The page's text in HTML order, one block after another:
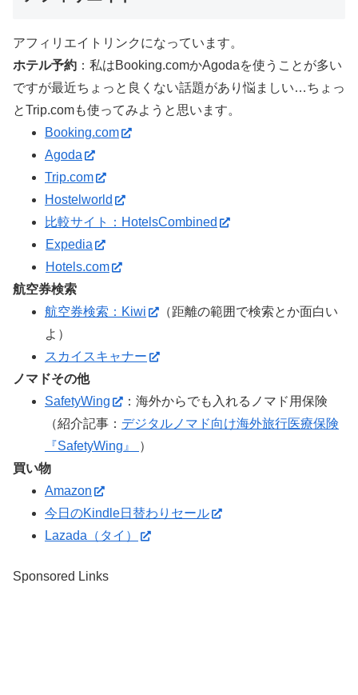
アフィリエイトリンクになっています。
ホテル予約 ：私はBooking.comかAgodaを使うことが多い
ですが最近ちょっと良くない話題があり悩ましい…ちょっ
とTrip.comも使ってみようと思います。
Booking.com
Agoda
Trip.com
Hostelworld
比較サイト：HotelsCombined
Expedia
Hotels.com
航空券検索
航空券検索：Kiwi
（距離の範囲で検索とか面白い
よ）
スカイスキャナー
ノマドその他
SafetyWing
：海外からでも入れるノマド用保険
（紹介記事： デジタルノマド向け海外旅行医療保険
『SafetyWing』
）
買い物
Amazon
今日のKindle日替わりセール
Lazada（タイ）
Sponsored Links